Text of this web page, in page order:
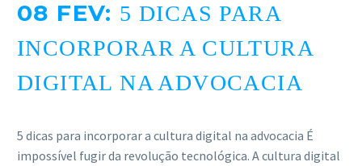
08 FEV: 5 DICAS PARA
INCORPORAR A CULTURA
DIGITAL NA ADVOCACIA
5 dicas para incorporar a cultura digital na advocacia É
impossível fugir da revolução tecnológica. A cultura digital